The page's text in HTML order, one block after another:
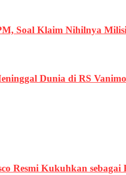
Soal Klaim Nihilnya
Dunia di RS
Resmi Kukuhkan